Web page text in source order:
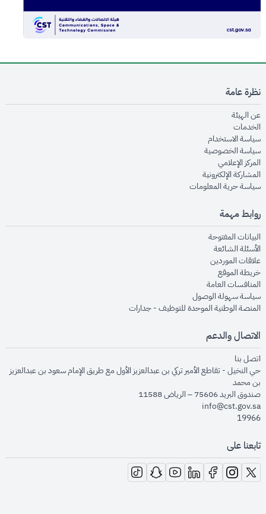
نظرة عامة
عن الهيئةopens in new window
الخدماتopens in new window
سياسة الاستخدام
سياسة الخصوصيةopens in new window
المركز الإعلاميopens in new window
المشاركة الإلكترونيةopens in new window
سياسة حرية المعلوماتopens in new window
روابط مهمة
البيانات المفتوحةopens in new window
الأسئلة الشائعةopens in new window
علاقات الموردينopens in new window
خريطة الموقعopens in new window
المنافسات العامةopens in new window
سياسة سهولة الوصولopens in new window
المنصة الوطنية الموحدة للتوظيف - جداراتopens in new window
الاتصال والدعم
اتصل بنا
حي النخيل - تقاطع الأمير تركي بن عبدالعزيز الأول مع طريق الإمام سعود بن عبدالعزيز
بن محمد
صندوق البريد 75606 – الرياض 11588
info@cst.gov.sa
19966
تابعنا على
opens in new window
opens in new window
opens in new window
opens in new window
opens in new window
opens in new window
opens in new window